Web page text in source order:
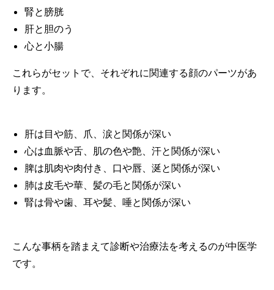
腎と膀胱
肝と胆のう
心と小腸
これらがセットで、それぞれに関連する顔のパーツがあ
ります。
肝は目や筋、爪、涙と関係が深い
心は血脈や舌、肌の色や艶、汗と関係が深い
脾は肌肉や肉付き、口や唇、涎と関係が深い
肺は皮毛や華、髪の毛と関係が深い
腎は骨や歯、耳や髪、唾と関係が深い
こんな事柄を踏まえて診断や治療法を考えるのが中医学
です。